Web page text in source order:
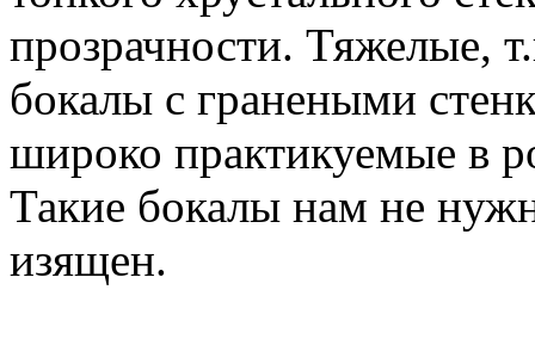
прозрачности. Тяжелые,
бокалы с гранеными
широко практикуемые в
Такие бокалы нам не
изящен.